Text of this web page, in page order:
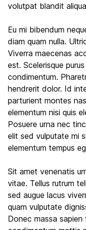
volutpat blandit
Eu mi bibendum
diam quam nulla.
Viverra maecenas
est. Scelerisque
condimentum.
hendrerit dolor. Id
parturient montes
elementum nisi quis
Posuere urna nec
elit sed vulputate mi
elementum tempus
Sit amet venenatis
vitae. Tellus rutrum
sed augue lacus
quam vulputate
Donec massa